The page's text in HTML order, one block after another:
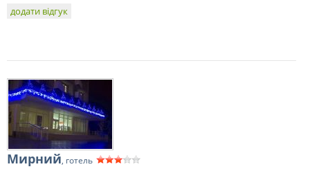
додати відгук
Мирний, готель